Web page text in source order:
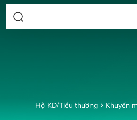
Hộ KD/Tiểu thương Khuyến